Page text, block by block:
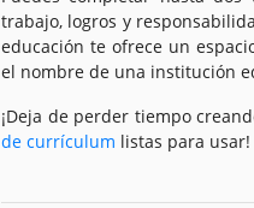
trabajo, logros y
educación te ofrece un
el nombre de una institución
¡Deja de perder tiempo
de currículum listas para usar!